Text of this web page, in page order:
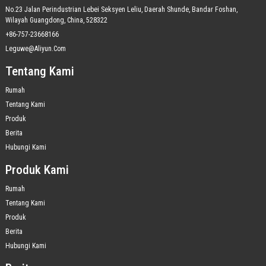
No.23 Jalan Perindustrian Lebei Seksyen Leliu, Daerah Shunde, Bandar Foshan,
Wilayah Guangdong, China, 528322
+86-757-23668166
Leguwe@aliyun.com
Tentang Kami
Rumah
Tentang Kami
Produk
Berita
Hubungi Kami
Produk Kami
Rumah
Tentang Kami
Produk
Berita
Hubungi Kami